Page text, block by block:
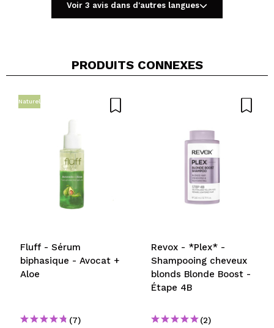
Partager une vidéo ou une photo
Recommandez-vous cet achat?
Voir 3 avis dans d'autres langues
PRODUITS CONNEXES
Naturel
Fluff - Sérum
biphasique - Avocat +
Aloe
(7)
Revox - *Plex* -
Shampooing cheveux
blonds Blonde Boost -
Étape 4B
(2)